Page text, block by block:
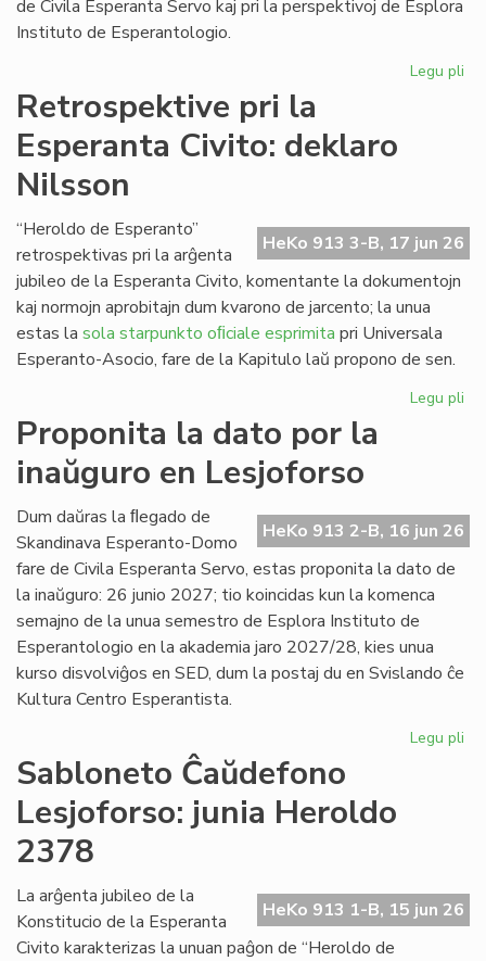
de Civila Esperanta Servo kaj pri la perspektivoj de Esplora
Instituto de Esperantologio.
Legu pli
Retrospektive pri la
Esperanta Civito: deklaro
Nilsson
HeKo 913 3-B, 17 jun 26
“Heroldo de Esperanto”
retrospektivas pri la arĝenta
jubileo de la Esperanta Civito, komentante la dokumentojn
kaj normojn aprobitajn dum kvarono de jarcento; la unua
estas la sola starpunkto oﬁciale esprimita pri Universala
Esperanto-Asocio, fare de la Kapitulo laŭ propono de sen.
Legu pli
Proponita la dato por la
inaŭguro en Lesjoforso
HeKo 913 2-B, 16 jun 26
Dum daŭras la ﬂegado de
Skandinava Esperanto-Domo
fare de Civila Esperanta Servo, estas proponita la dato de
la inaŭguro: 26 junio 2027; tio koincidas kun la komenca
semajno de la unua semestro de Esplora Instituto de
Esperantologio en la akademia jaro 2027/28, kies unua
kurso disvolviĝos en SED, dum la postaj du en Svislando ĉe
Kultura Centro Esperantista.
Legu pli
en
Sabloneto Ĉaŭdefono
Lesjoforso: junia Heroldo
2378
HeKo 913 1-B, 15 jun 26
La arĝenta jubileo de la
Konstitucio de la Esperanta
Civito karakterizas la unuan paĝon de “Heroldo de